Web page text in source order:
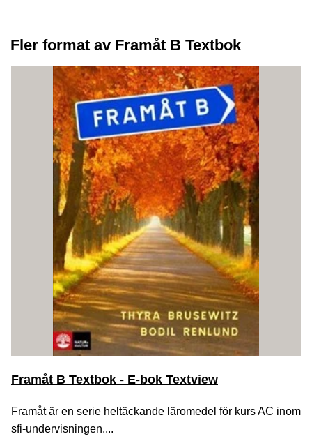
Fler format av Framåt B Textbok
Framåt B Textbok - E-bok Textview
Framåt är en serie heltäckande läromedel för kurs AC inom
sfi-undervisningen....